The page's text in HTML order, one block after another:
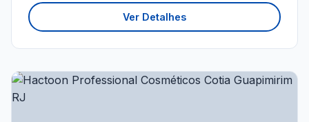
Ver Detalhes